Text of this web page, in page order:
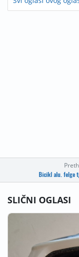
Bicikl alu. felge
SLIČNI OGLASI